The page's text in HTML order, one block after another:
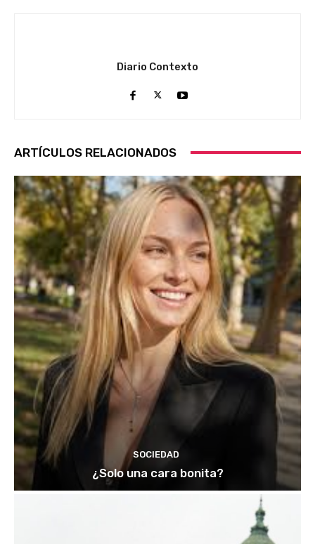
Diario Contexto
ARTÍCULOS RELACIONADOS
SOCIEDAD
¿Solo una cara bonita?